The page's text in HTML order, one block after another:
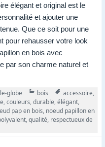
élégant et original est le
et ajouter une
Que ce soit pour une
pour rehausser votre look
en bois avec
par son charme naturel et
globe Catégories
bois Tags
accessoire,
,couleurs,durable,élégant,
pap en bois, noeud papillon en
,qualité, respectueux de